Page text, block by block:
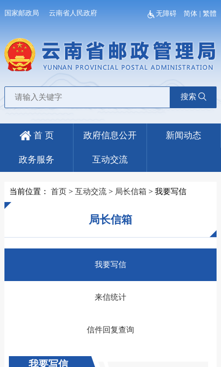
国家邮政局 云南省人民政府 无障碍 简体 |繁體
搜索
首 页 政府信息公开 新闻动态
政务服务 互动交流
当前位置： 首页> 互动交流> 局长信箱 > 我要写信
局长信箱
我要写信
来信统计
信件回复查询
我要写信